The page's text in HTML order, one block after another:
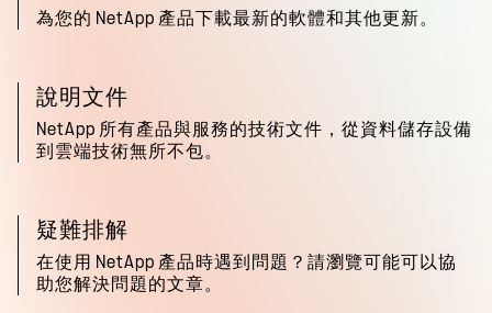
為您的 NetApp 產品下載最新的軟體和其他更新。
說明文件
NetApp 所有產品與服務的技術文件，從資料儲存設備
到雲端技術無所不包。
疑難排解
在使用 NetApp 產品時遇到問題？請瀏覽可能可以協
助您解決問題的文章。